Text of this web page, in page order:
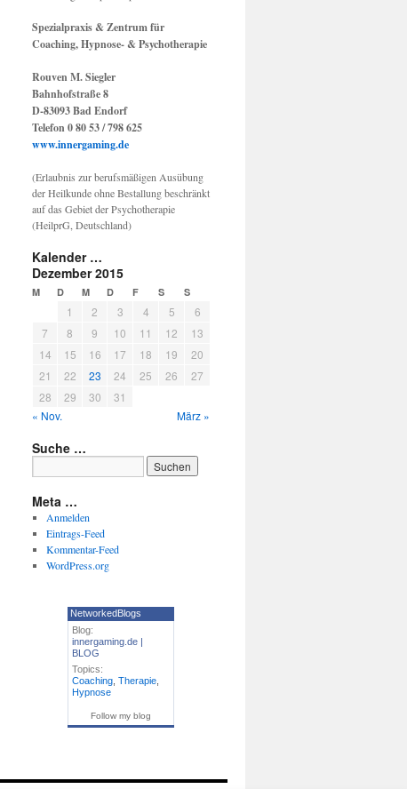
Spezialpraxis & Zentrum für
Coaching, Hypnose- & Psychotherapie
Rouven M. Siegler
Bahnhofstraße 8
D-83093 Bad Endorf
Telefon 0 80 53 / 798 625
www.innergaming.de
(Erlaubnis zur berufsmäßigen Ausübung
der Heilkunde ohne Bestallung beschränkt
auf das Gebiet der Psychotherapie
(HeilprG, Deutschland)
Kalender …
Dezember 2015
M D M D F S S
1 2 3 4 5
6
7
8 9 10 11 12
13
14
15 16 17 18 19
20
21
22 23 24 25 26
27
28
29 30
31
« Nov.
März »
Suche …
Meta …
Anmelden
Eintrags-Feed
Kommentar-Feed
WordPress.org
NetworkedBlogs
Blog:
innergaming.de |
BLOG
Topics:
Coaching Therapie
Hypnose
Follow my blog